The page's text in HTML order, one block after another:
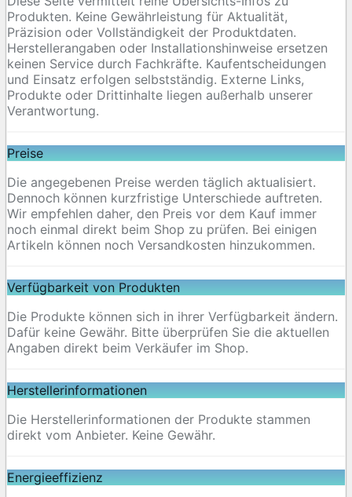
Produkten. Keine Gewährleistung für Aktualität,
Präzision oder Vollständigkeit der Produktdaten.
Herstellerangaben oder Installationshinweise ersetzen
keinen Service durch Fachkräfte. Kaufentscheidungen
und Einsatz erfolgen selbstständig. Externe Links,
Produkte oder Drittinhalte liegen außerhalb unserer
Verantwortung.
Preise
Die angegebenen Preise werden täglich aktualisiert.
Dennoch können kurzfristige Unterschiede auftreten.
Wir empfehlen daher, den Preis vor dem Kauf immer
noch einmal direkt beim Shop zu prüfen. Bei einigen
Artikeln können noch Versandkosten hinzukommen.
Verfügbarkeit von Produkten
Die Produkte können sich in ihrer Verfügbarkeit ändern.
Dafür keine Gewähr. Bitte überprüfen Sie die aktuellen
Angaben direkt beim Verkäufer im Shop.
Herstellerinformationen
Die Herstellerinformationen der Produkte stammen
direkt vom Anbieter. Keine Gewähr.
Energieeffizienz